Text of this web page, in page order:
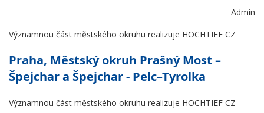
Admin
Významnou část městského okruhu realizuje HOCHTIEF CZ
Praha, Městský okruh Prašný Most –
Špejchar a Špejchar - Pelc–Tyrolka
Významnou část městského okruhu realizuje HOCHTIEF CZ